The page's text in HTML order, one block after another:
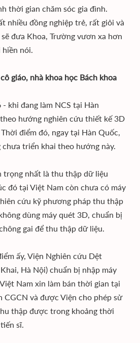
thời gian chăm sóc gia đình.
nhiều đồng nghiệp trẻ, rất giỏi và
đưa Khoa, Trường vươn xa hơn
hiền nói.
giáo, nhà khoa học Bách khoa
khi đang làm NCS tại Hàn
hướng nghiên cứu thiết kế 3D
điểm đó, ngay tại Hàn Quốc,
chưa triển khai theo hướng này.
trọng nhất là thu thập dữ liệu
đó tại Việt Nam còn chưa có máy
cứu kỹ phương pháp thu thập
dùng máy quét 3D, chuẩn bị
gai để thu thập dữ liệu.
ấy, Viện Nghiên cứu Dệt
Hà Nội) chuẩn bị nhập máy
Nam xin làm bán thời gian tại
CGCN và được Viện cho phép sử
thập được trong khoảng thời
sĩ.